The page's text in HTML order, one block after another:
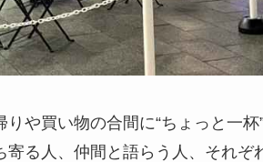
や買い物の合間に“ちょっと一
寄る人、仲間と語らう人、それ